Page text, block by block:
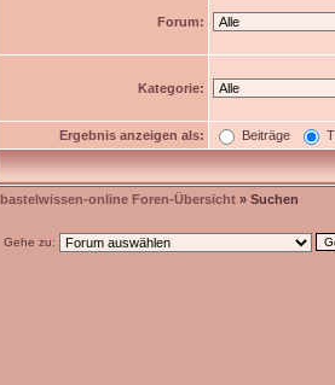
Forum:
Kategorie:
Ergebnis anzeigen als:
Beiträge
bastelwissen-online Foren-Übersicht » Suchen
Gehe zu: